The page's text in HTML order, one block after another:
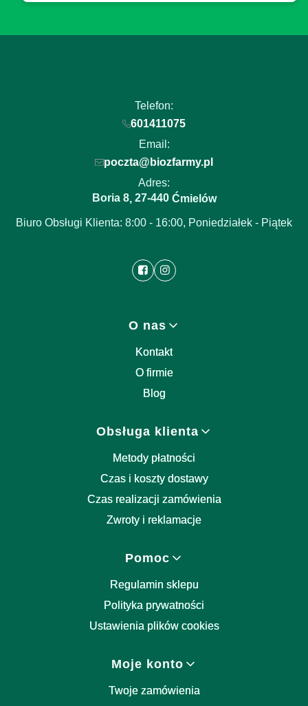
Telefon:
601411075
Email:
poczta@biozfarmy.pl
Adres:
Boria 8, 27-440Ćmielów
Biuro Obsługi Klienta: 8:00 - 16:00, Poniedziałek - Piątek
O nas
Kontakt
O firmie
Blog
Obsługa klienta
Metody płatności
Czas i koszty dostawy
Czas realizacji zamówienia
Zwroty i reklamacje
Pomoc
Regulamin sklepu
Polityka prywatności
Ustawienia plików cookies
Moje konto
Twoje zamówienia